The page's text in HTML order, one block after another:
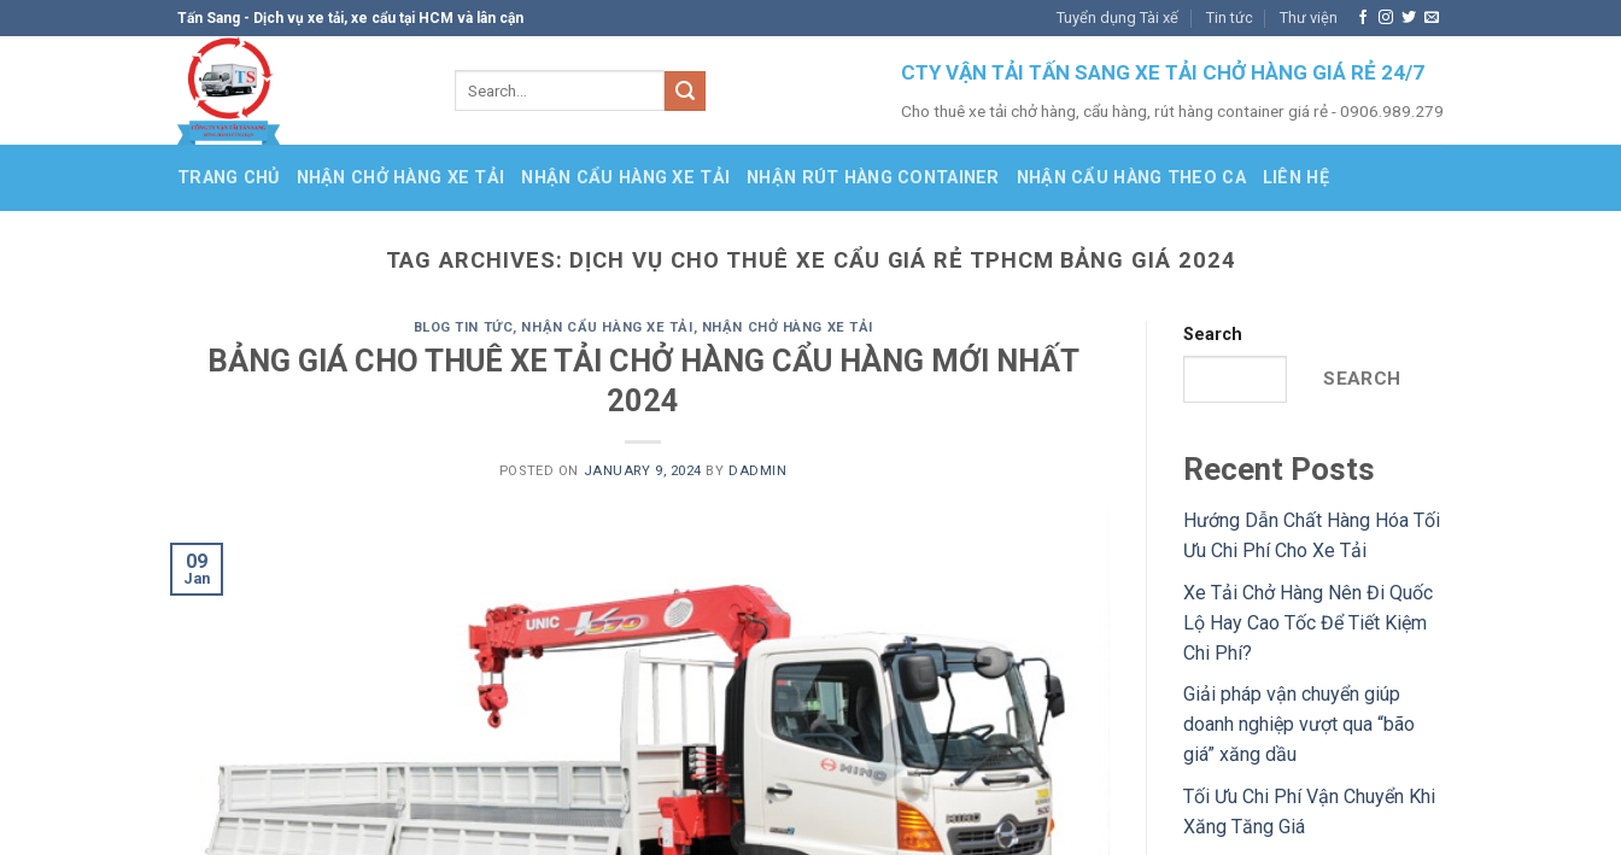
Tấn Sang - Dịch vụ xe tải, xe cẩu tại HCM và lân cận Tuyển dụng Tài xế Tin tức Thư viện
CTY VẬN TẢI TẤN SANG XE TẢI CHỞ HÀNG GIÁ RẺ 24/7
Cho thuê xe tải chở hàng, cẩu hàng, rút hàng container giá rẻ - 0906.989.279
TRANG CHỦ NHẬN CHỞ HÀNG XE TẢI NHẬN CẨU HÀNG XE TẢI NHẬN RÚT HÀNG CONTAINER NHẬN CẨU HÀNG THEO CA LIÊN HỆ
TAG ARCHIVES: DỊCH VỤ CHO THUÊ XE CẨU GIÁ RẺ TPHCM BẢNG GIÁ 2024
BLOG TIN TỨC, NHẬN CẨU HÀNG XE TẢI , NHẬN CHỞ HÀNG XE TẢI
BẢNG GIÁ CHO THUÊ XE TẢI CHỞ HÀNG CẨU HÀNG MỚI NHẤT
2024
POSTED ON JANUARY 9, 2024 BY DADMIN
09
Jan
Search
SEARCH
Recent Posts
Hướng Dẫn Chất Hàng Hóa Tối
Ưu Chi Phí Cho Xe Tải
Xe Tải Chở Hàng Nên Đi Quốc
Lộ Hay Cao Tốc Để Tiết Kiệm
Chi Phí?
Giải pháp vận chuyển giúp
doanh nghiệp vượt qua “bão
giá” xăng dầu
Tối Ưu Chi Phí Vận Chuyển Khi
Xăng Tăng Giá